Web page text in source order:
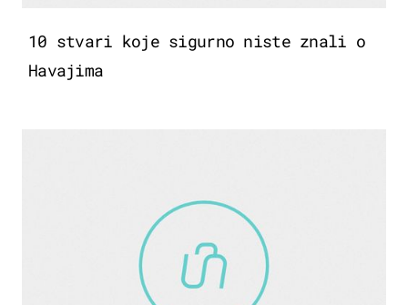
10 stvari koje sigurno niste znali o
Havajima